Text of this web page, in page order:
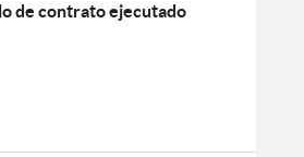
de contrato ejecutado